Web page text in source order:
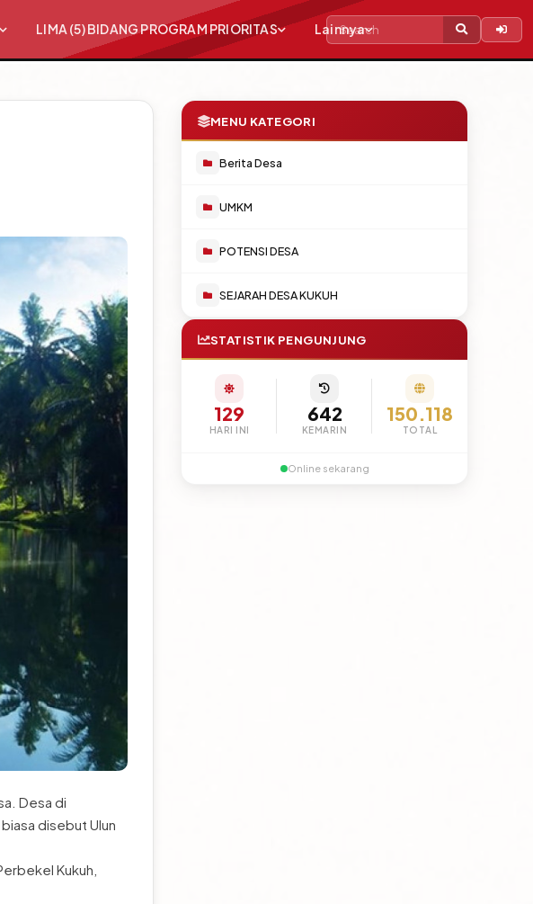
LIMA (5) BIDANG PROGRAM PRIORITAS Lainnya
Desa di
disebut Ulun
Kukuh,
MENU KATEGORI
Berita Desa
UMKM
POTENSI DESA
SEJARAH DESA KUKUH
STATISTIK PENGUNJUNG
129
HARI INI
642
KEMARIN
150.118
TOTAL
Online sekarang